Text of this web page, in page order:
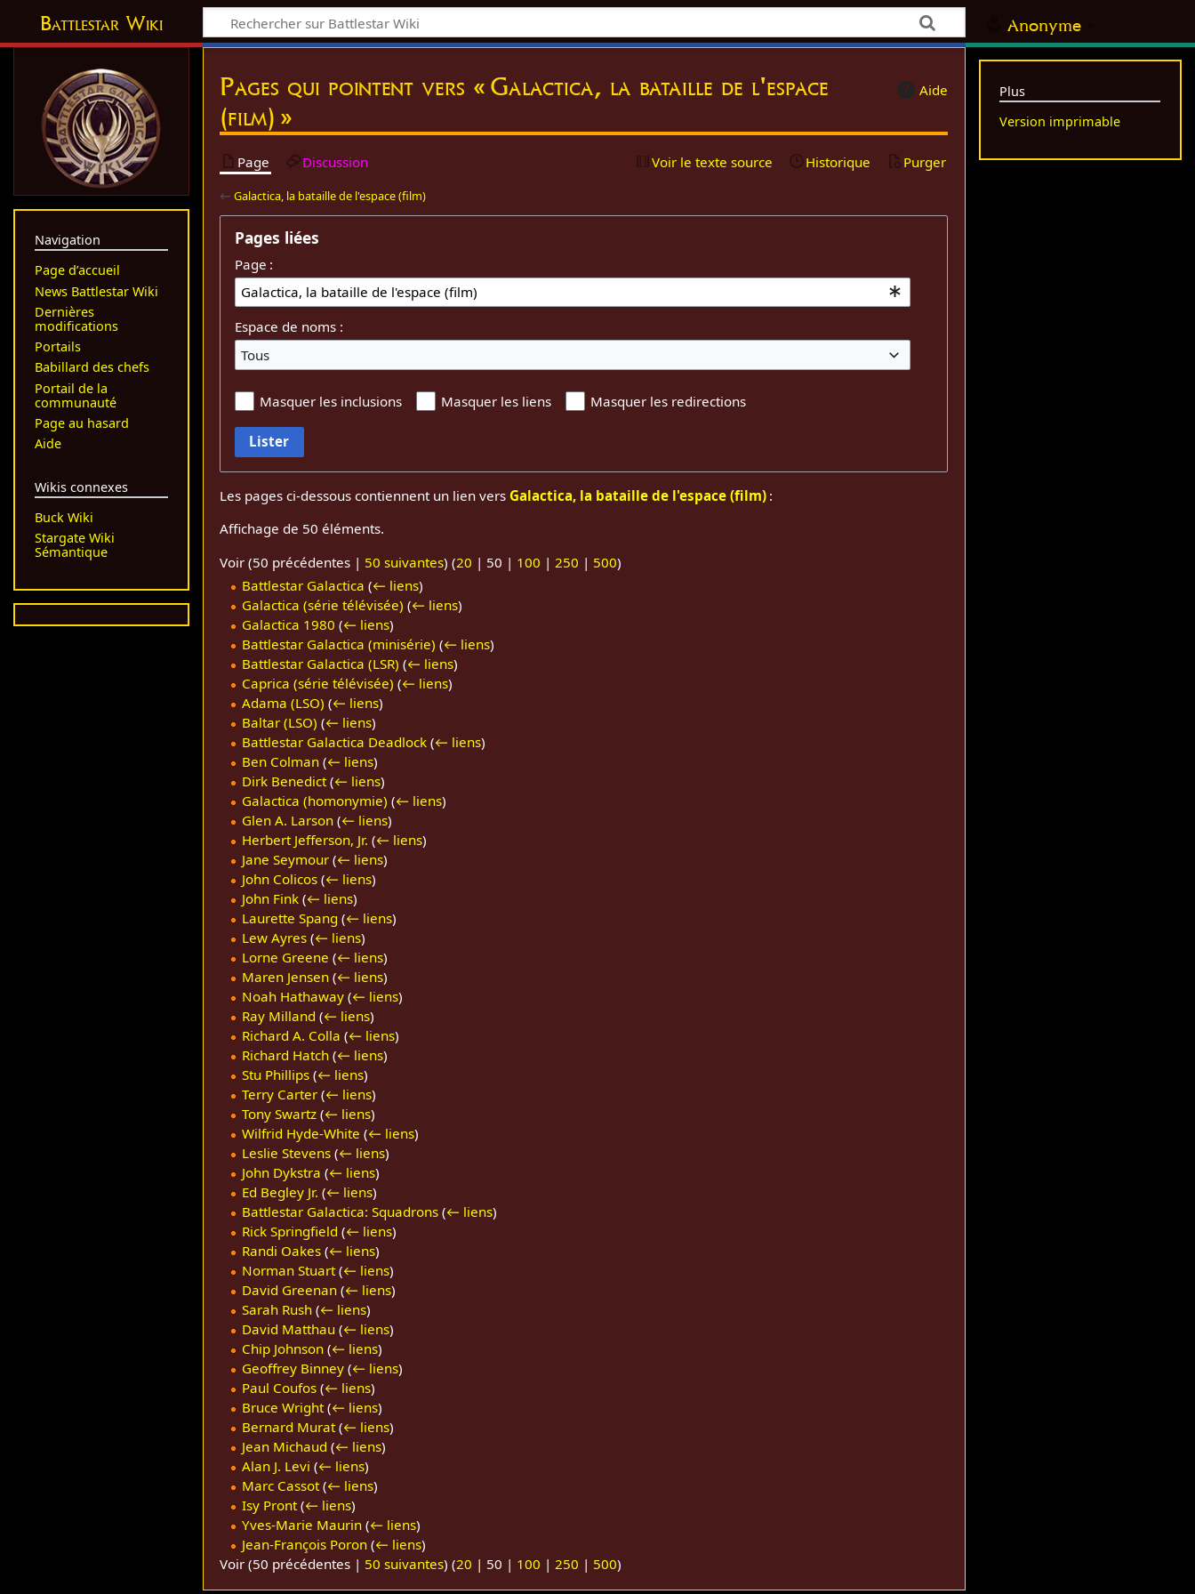
Anonyme
Battlestar Wiki
Aide
Pages qui pointent vers « Galactica, la bataille de l'espace
(film) »
Page Discussion Voir le texte source Historique Purger
←Galactica, la bataille de l'espace (film)
Pages liées
Page :
Espace de noms :
Tous
Masquer les inclusions Masquer les liens Masquer les redirections
Lister
Les pages ci-dessous contiennent un lien vers Galactica, la bataille de l'espace (film) :
Affichage de 50 éléments.
Voir (50 précédentes | 50 suivantes) (20 | 50 | 100 | 250 | 500)
Battlestar Galactica (← liens)
Galactica (série télévisée) (← liens)
Galactica 1980 (← liens)
Battlestar Galactica (minisérie) (← liens)
Battlestar Galactica (LSR) (← liens)
Caprica (série télévisée) (← liens)
Adama (LSO) (← liens)
Baltar (LSO) (← liens)
Battlestar Galactica Deadlock (← liens)
Ben Colman (← liens)
Dirk Benedict (← liens)
Galactica (homonymie) (← liens)
Glen A. Larson (← liens)
Herbert Jefferson, Jr. (← liens)
Jane Seymour (← liens)
John Colicos (← liens)
John Fink (← liens)
Laurette Spang (← liens)
Lew Ayres (← liens)
Lorne Greene (← liens)
Maren Jensen (← liens)
Noah Hathaway (← liens)
Ray Milland (← liens)
Richard A. Colla (← liens)
Richard Hatch (← liens)
Stu Phillips (← liens)
Terry Carter (← liens)
Tony Swartz (← liens)
Wilfrid Hyde-White (← liens)
Leslie Stevens (← liens)
John Dykstra (← liens)
Ed Begley Jr. (← liens)
Battlestar Galactica: Squadrons (← liens)
Rick Springfield (← liens)
Randi Oakes (← liens)
Norman Stuart (← liens)
David Greenan (← liens)
Sarah Rush (← liens)
David Matthau (← liens)
Chip Johnson (← liens)
Geoffrey Binney (← liens)
Paul Coufos (← liens)
Bruce Wright (← liens)
Bernard Murat (← liens)
Jean Michaud (← liens)
Alan J. Levi (← liens)
Marc Cassot (← liens)
Isy Pront (← liens)
Yves-Marie Maurin (← liens)
Jean-François Poron (← liens)
Voir (50 précédentes | 50 suivantes) (20 | 50 | 100 |250 | 500)
Navigation
Page d’accueil
News Battlestar Wiki
Dernières
modifications
Portails
Babillard des chefs
Portail de la
communauté
Page au hasard
Aide
Wikis connexes
Buck Wiki
Stargate Wiki
Sémantique
Plus
Version imprimable